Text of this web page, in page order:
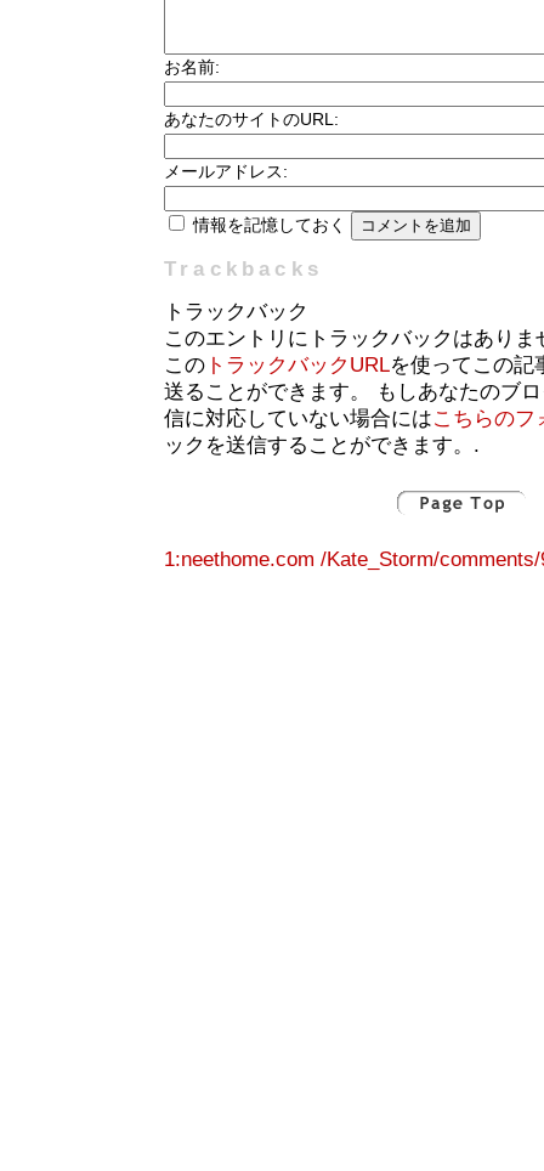
お名前:
あなたのサイトのURL:
メールアドレス:
情報を記憶しておく
Trackbacks
トラックバック
このエントリにトラックバックはありま
この トラックバックURLを使ってこの記
送ることができます。 もしあなたのブ
信に対応していない場合にはこちらのフ
ックを送信することができます。.
1:neethome.com /Kate_Storm/comments/